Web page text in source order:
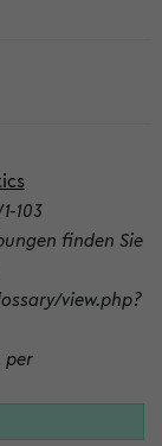
103
finden Sie
view.php?
per